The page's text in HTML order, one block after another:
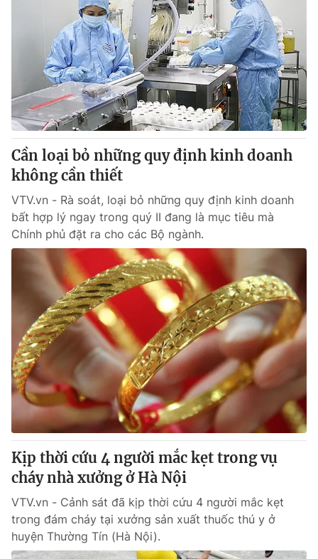
Thế giới
Tin tức
Thế giới đó đây
Câu chuyện quốc tế
Kinh tế
Tài chính
Thị trường
Góc doanh nghiệp
Dữ liệu và đời sống
Truyền hình
Phim VTV
Hậu trường
Nhân vật
Khán giả
Giải sao mai
Giải trí
Điện ảnh
Âm nhạc
Đời sống
Du lịch
Làm đẹp
Chất lượng cuộc sống
Giáo dục
Tuyển sinh
Học trực tuyến
Công nghệ
Hitech Công nghệ tương lai
Sản phẩm
Thị trường
Tư vấn
Giao lưu trực tuyến
Lịch phát sóng
Chuyên mục khác
Emagazine Podcast
Photo Infographic
Cần loại bỏ những quy định kinh doanh
không cần thiết
VTV.vn - Rà soát, loại bỏ những quy định kinh doanh
bất hợp lý ngay trong quý II đang là mục tiêu mà
Chính phủ đặt ra cho các Bộ ngành.
Kịp thời cứu 4 người mắc kẹt trong vụ
cháy nhà xưởng ở Hà Nội
VTV.vn - Cảnh sát đã kịp thời cứu 4 người mắc kẹt
trong đám cháy tại xưởng sản xuất thuốc thú y ở
huyện Thường Tín (Hà Nội).